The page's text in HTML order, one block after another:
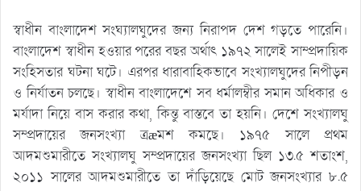
স্বাধীন বাংলাদেশ সংঘ্যালঘুদের জন্য নিরাপদ দেশ গড়তে পারেনি।
বাংলাদেশ স্বাধীন হওয়ার পরের বছর অর্থাৎ ১৯৭২ সালেই সাম্প্রদায়িক
সংহিসতার ঘটনা ঘটে। এরপর ধারাবাহিকভাবে সংখ্যালঘুদের নিপীড়ন
ও নির্যাতন চলছে। স্বাধীন বাংলাদেশে সব ধর্মালম্বীর সমান অধিকার ও
মর্যাদা নিয়ে বাস করার কথা, কিন্তু বাস্তবে তা হয়নি। দেশে সংখ্যালঘু
সম্প্রদায়ের জনসংখ্যা ত্রæমশ কমছে। ১৯৭৫ সালে প্রথম
আদমশুমারীতে সংখ্যালঘু সম্প্রদায়ের জনসংখ্যা ছিল ১৩.৫ শতাংশ,
২০১১ সালের আদমশুমারীতে তা দাঁড়িয়েছে মোট জনসংখ্যার ৮.৫